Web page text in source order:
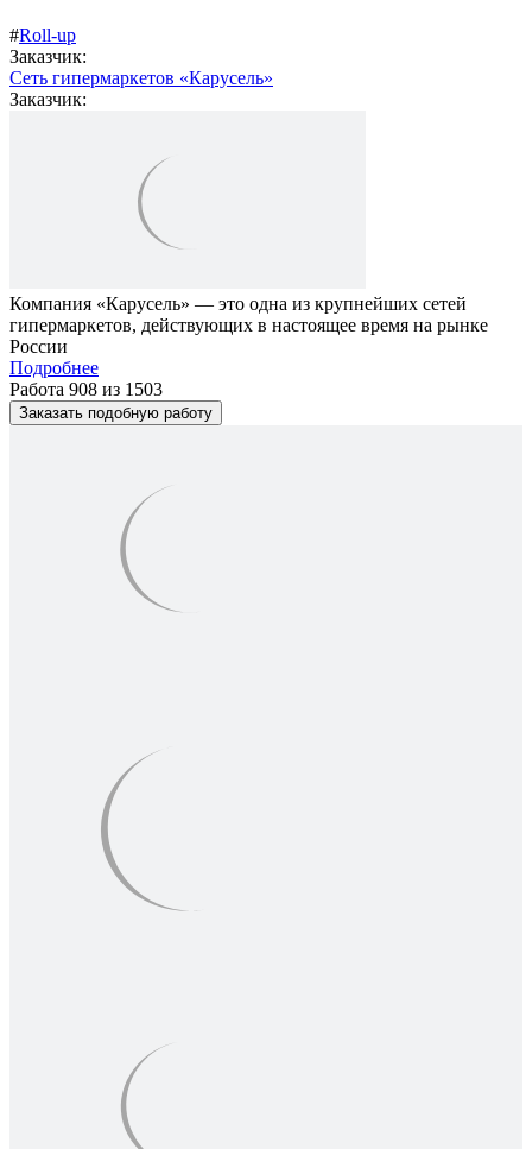
#Roll-up
Заказчик:
Сеть гипермаркетов «Карусель»
Заказчик:
Компания «Карусель» — это одна из крупнейших сетей
гипермаркетов, действующих в настоящее время на рынке
России
Подробнее
Работа 908 из 1503
Заказать подобную работу